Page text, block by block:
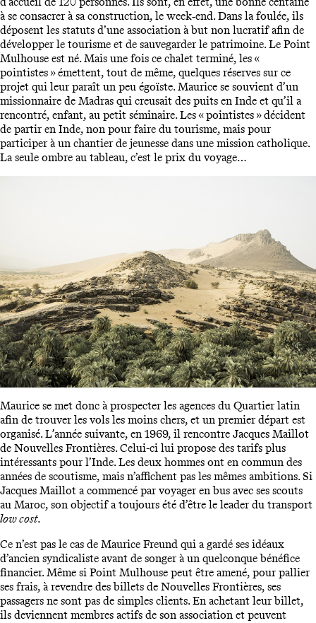
à se consacrer à sa construction, le week‑end. Dans la foulée, ils
déposent les statuts d’une association à but non lucratif afin de
développer le tourisme et de sauvegarder le patrimoine. Le Point
Mulhouse est né. Mais une fois ce chalet terminé, les «
pointistes » émettent, tout de même, quelques réserves sur ce
projet qui leur paraît un peu égoïste. Maurice se souvient d’un
missionnaire de Madras qui creusait des puits en Inde et qu’il a
rencontré, enfant, au petit séminaire. Les « pointistes » décident
de partir en Inde, non pour faire du tourisme, mais pour
participer à un chantier de jeunesse dans une mission catholique.
La seule ombre au tableau, c’est le prix du voyage…
Maurice se met donc à prospecter les agences du Quartier latin
afin de trouver les vols les moins chers, et un premier départ est
organisé. L’année suivante, en 1969, il rencontre Jacques Maillot
de Nouvelles Frontières. Celui-ci lui propose des tarifs plus
intéressants pour l’Inde. Les deux hommes ont en commun des
années de scoutisme, mais n’affichent pas les mêmes ambitions. Si
Jacques Maillot a commencé par voyager en bus avec ses scouts
au Maroc, son objectif a toujours été d’être le leader du transport
low cost.
Ce n’est pas le cas de Maurice Freund qui a gardé ses idéaux
d’ancien syndicaliste avant de songer à un quelconque bénéfice
financier. Même si Point Mulhouse peut être amené, pour pallier
ses frais, à revendre des billets de Nouvelles Frontières, ses
passagers ne sont pas de simples clients. En achetant leur billet,
ils deviennent membres actifs de son association et peuvent